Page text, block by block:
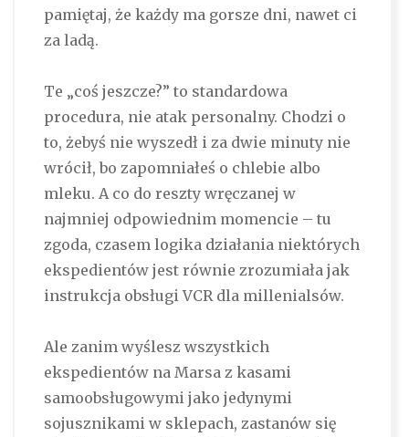
pamiętaj, że każdy ma gorsze dni, nawet ci
za ladą.
Te „coś jeszcze?” to standardowa
procedura, nie atak personalny. Chodzi o
to, żebyś nie wyszedł i za dwie minuty nie
wrócił, bo zapomniałeś o chlebie albo
mleku. A co do reszty wręczanej w
najmniej odpowiednim momencie – tu
zgoda, czasem logika działania niektórych
ekspedientów jest równie zrozumiała jak
instrukcja obsługi VCR dla millenialsów.
Ale zanim wyślesz wszystkich
ekspedientów na Marsa z kasami
samoobsługowymi jako jedynymi
sojusznikami w sklepach, zastanów się